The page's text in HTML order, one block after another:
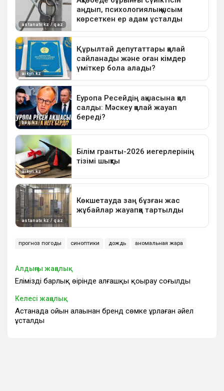
прогноз погоды синоптики дождь аномальная жара
Алдыңғы жаңалық
Еліміздің барлық өңірінде алғашқы қоңырау соғылды
Келесі жаңалық
Астанада ойын алаңынан бренд сөмке ұрлаған әйел
ұсталды